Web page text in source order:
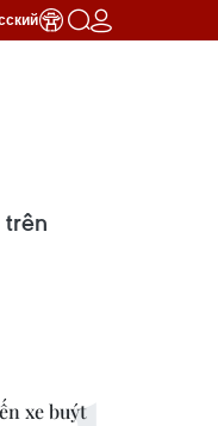
xe buýt